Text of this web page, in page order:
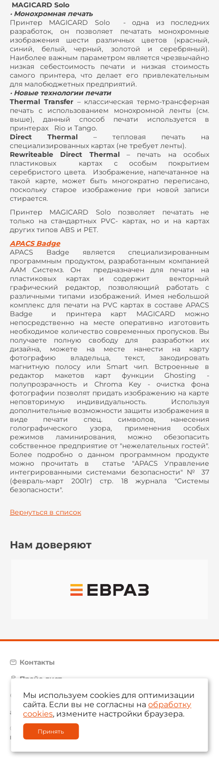
MAGICARD Solo
· Монохромная печать
Принтер MAGICARD Solo - одна из последних
разработок, он позволяет печатать монохромные
изображения шести различных цветов (красный,
синий, белый, черный, золотой и серебряный).
Наиболее важным параметром является чрезвычайно
низкая себестоимость печати и низкая стоимость
самого принтера, что делает его привлекательным
для малобюджетных предприятий.
· Новые технологии печати
Thermal Transfer– классическая термо-трансферная
печать с использованием монохромной ленты (см.
выше), данный способ печати используется в
принтерах Rio и Tango.
Direct Thermal – тепловая печать на
специализированных картах (не требует ленты).
Rewriteable Direct Thermal– печать на особых
пластиковых картах с особым покрытием
серебристого цвета. Изображение, напечатанное на
такой карте, может быть многократно переписано,
поскольку старое изображение при новой записи
стирается.
Принтер MAGICARD Solo позволяет печатать не
только на стандартных PVC- картах, но и на картах
других типов ABS и PET.
APACS Badge
APACS Badge является специализированным
программным продуктом, разработанным компанией
ААМ Системз. Он предназначен для печати на
пластиковых картах и содержит векторный
графический редактор, позволяющий работать с
различными типами изображений. Имея небольшой
комплекс для печати на PVC картах в составе APACS
Badge и принтера карт MAGICARD можно
непосредственно на месте оперативно изготовить
необходимое количество современных пропусков. Вы
получаете полную свободу для разработки их
дизайна, можете на месте нанести на карту
фотографию владельца, текст, закодировать
магнитную полосу или Smart чип. Встроенные в
редактор макетов карт функции Ghosting -
полупрозрачность и Chroma Key - очистка фона
фотографии позволят придать изображению на карте
неповторимую индивидуальность. Используя
дополнительные возможности защиты изображения в
виде печати спец. символов, нанесения
голографического узора, применения особых
режимов ламинирования, можно обезопасить
собственное предприятие от "нежелательных гостей".
Более подробно о данном программном продукте
можно прочитать в статье "APACS Управление
интегрированными системами безопасности" № 37
(февраль-март 2001г) стр. 18 журнала "Системы
безопасности".
Вернуться в список
Нам доверяют
Контакты
Прайс-лист
Карта сайта
aam@aamsystems.ru
© 2004 — 2026 «AAM Systems»
Политика обработки персональных данных
Мы используем cookies для оптимизации
сайта. Если вы не согласны наобработку
cookies, измените настройки браузера.
Принять